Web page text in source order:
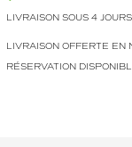
LIVRAISON SOUS 4
LIVRAISON OFFERTE EN
RÉSERVATION